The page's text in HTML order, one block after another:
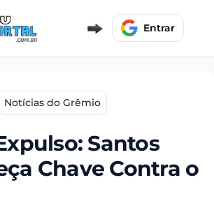
Entrar
Notícias do Grêmio
Santos
Chave Contra o